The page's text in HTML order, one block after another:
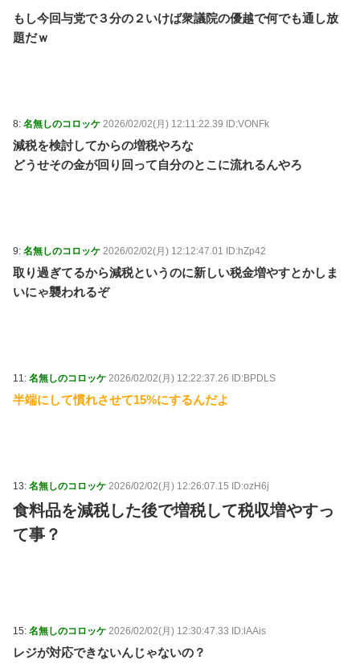
もし今回与党で３分の２いけば衆議院の優越で何でも通し放
題だｗ
8: 名無しのコロッケ 2026/02/02(月) 12:11:22.39 ID:VONFk
減税を検討してからの増税やろな
どうせその金が回り回って自分のとこに流れるんやろ
9: 名無しのコロッケ 2026/02/02(月) 12:12:47.01 ID:hZp42
取り過ぎてるから減税というのに新しい税金増やすとかしま
いにゃ襲われるぞ
11: 名無しのコロッケ 2026/02/02(月) 12:22:37.26 ID:BPDLS
半端にして慣れさせて15%にするんだよ
13: 名無しのコロッケ 2026/02/02(月) 12:26:07.15 ID:ozH6j
食料品を減税した後で増税して税収増やすっ
て事？
15: 名無しのコロッケ 2026/02/02(月) 12:30:47.33 ID:lAAis
レジが対応できないんじゃないの？